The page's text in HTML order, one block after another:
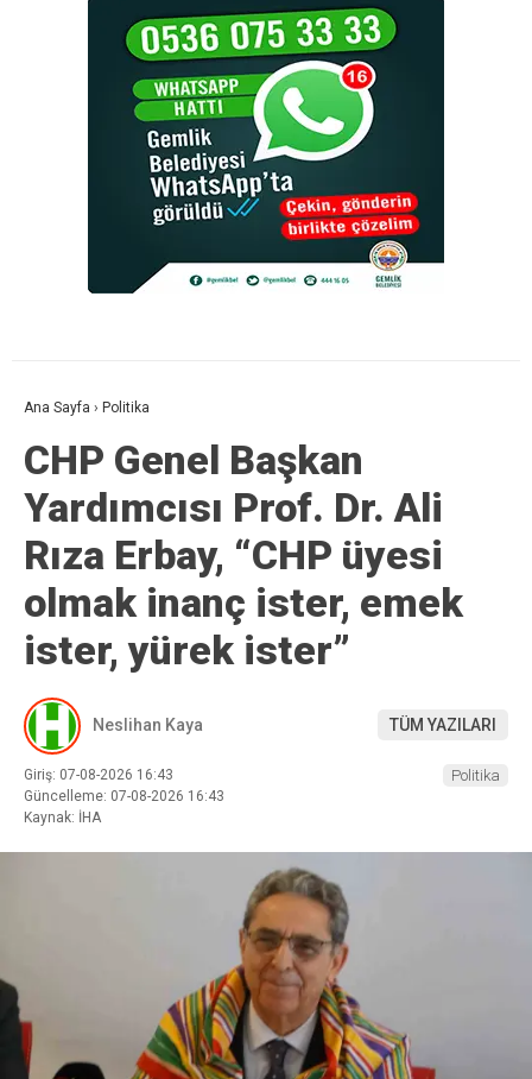
Ana Sayfa › Politika
CHP Genel Başkan
Yardımcısı Prof. Dr. Ali
Rıza Erbay, “CHP üyesi
olmak inanç ister, emek
ister, yürek ister”
Neslihan Kaya TÜM YAZILARI
Giriş: 07-08-2026 16:43
Güncelleme: 07-08-2026 16:43
Kaynak: İHA
Politika